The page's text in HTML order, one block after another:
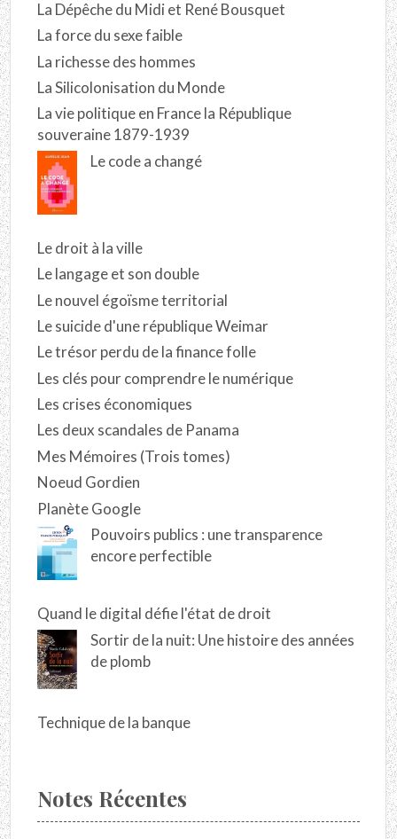
La Dépêche du Midi et René Bousquet
La force du sexe faible
La richesse des hommes
La Silicolonisation du Monde
La vie politique en France la République
souveraine 1879-1939
Le code a changé
Le droit à la ville
Le langage et son double
Le nouvel égoïsme territorial
Le suicide d'une république Weimar
Le trésor perdu de la finance folle
Les clés pour comprendre le numérique
Les crises économiques
Les deux scandales de Panama
Mes Mémoires (Trois tomes)
Noeud Gordien
Planète Google
Pouvoirs publics : une transparence
encore perfectible
Quand le digital défie l'état de droit
Sortir de la nuit: Une histoire des années
de plomb
Technique de la banque
Notes Récentes